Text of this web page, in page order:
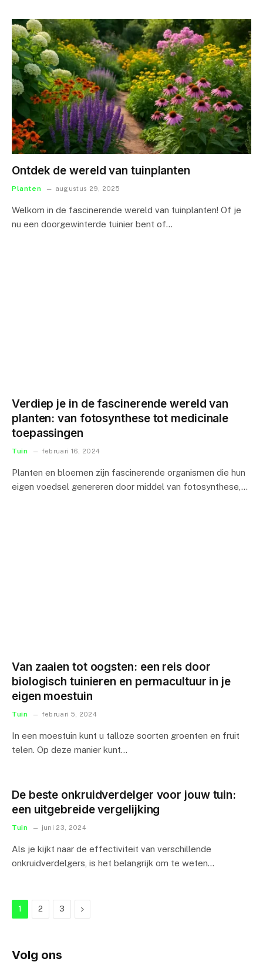
Ontdek de wereld van tuinplanten
Planten augustus 29, 2025
Welkom in de fascinerende wereld van tuinplanten! Of je
nu een doorgewinterde tuinier bent of…
Verdiep je in de fascinerende wereld van
planten: van fotosynthese tot medicinale
toepassingen
Tuin februari 16, 2024
Planten en bloemen zijn fascinerende organismen die hun
eigen voedsel genereren door middel van fotosynthese,…
Van zaaien tot oogsten: een reis door
biologisch tuinieren en permacultuur in je
eigen moestuin
Tuin februari 5, 2024
In een moestuin kunt u talloze soorten groenten en fruit
telen. Op deze manier kunt…
De beste onkruidverdelger voor jouw tuin:
een uitgebreide vergelijking
Tuin juni 23, 2024
Als je kijkt naar de effectiviteit van verschillende
onkruidverdelgers, is het belangrijk om te weten…
1 2 3 Next
Volg ons